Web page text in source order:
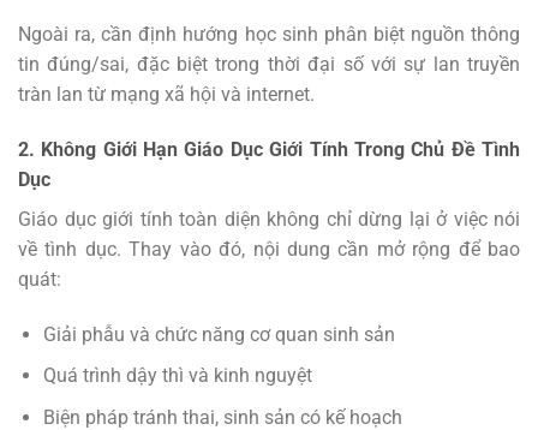
Ngoài ra, cần định hướng học sinh phân biệt nguồn thông
tin đúng/sai, đặc biệt trong thời đại số với sự lan truyền
tràn lan từ mạng xã hội và internet.
2. Không Giới Hạn Giáo Dục Giới Tính Trong Chủ Đề Tình
Dục
Giáo dục giới tính toàn diện không chỉ dừng lại ở việc nói
về tình dục. Thay vào đó, nội dung cần mở rộng để bao
quát:
Giải phẫu và chức năng cơ quan sinh sản
Quá trình dậy thì và kinh nguyệt
Biện pháp tránh thai, sinh sản có kế hoạch